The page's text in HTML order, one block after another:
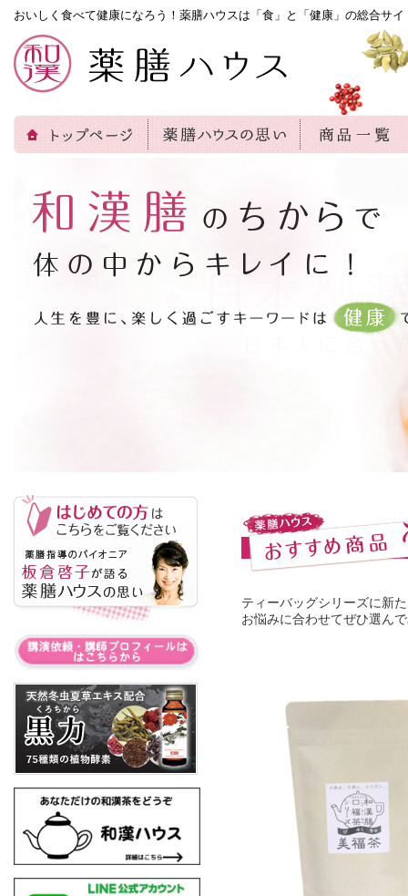
おいしく食べて健康になろう！薬膳ハウスは「食」と「健康」の総合サイ
ティーバッグシリーズに新
お悩みに合わせてぜひ選ん